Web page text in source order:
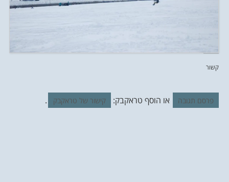
קשור
פרסם תגובה או הוסף טראקבק: קישור של טראקבק .